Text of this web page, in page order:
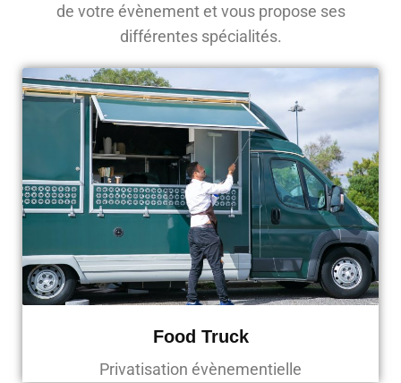
de votre évènement et vous propose ses
différentes spécialités.
Food Truck
Privatisation évènementielle